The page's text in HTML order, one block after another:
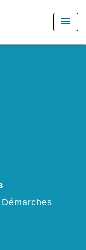
menu
Démarches